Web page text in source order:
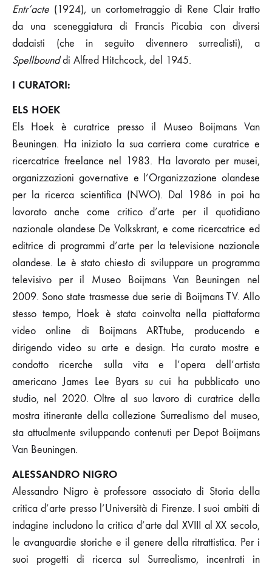
Entr’acte (1924), un cortometraggio di Rene Clair tratto
da una sceneggiatura di Francis Picabia con diversi
dadaisti (che in seguito divennero surrealisti), a
Spellbounddi Alfred Hitchcock, del 1945.
I CURATORI:
ELS HOEK
Els Hoek è curatrice presso il Museo Boijmans Van
Beuningen. Ha iniziato la sua carriera come curatrice e
ricercatrice freelance nel 1983. Ha lavorato per musei,
organizzazioni governative e l’Organizzazione olandese
per la ricerca scientifica (NWO). Dal 1986 in poi ha
lavorato anche come critico d’arte per il quotidiano
nazionale olandese De Volkskrant, e come ricercatrice ed
editrice di programmi d’arte per la televisione nazionale
olandese. Le è stato chiesto di sviluppare un programma
televisivo per il Museo Boijmans Van Beuningen nel
2009. Sono state trasmesse due serie di Boijmans TV. Allo
stesso tempo, Hoek è stata coinvolta nella piattaforma
video online di Boijmans ARTtube, producendo e
dirigendo video su arte e design. Ha curato mostre e
condotto ricerche sulla vita e l’opera dell’artista
americano James Lee Byars su cui ha pubblicato uno
studio, nel 2020. Oltre al suo lavoro di curatrice della
mostra itinerante della collezione Surrealismo del museo,
sta attualmente sviluppando contenuti per Depot Boijmans
Van Beuningen.
ALESSANDRO NIGRO
Alessandro Nigro è professore associato di Storia della
critica d’arte presso l’Università di Firenze. I suoi ambiti di
indagine includono la critica d’arte dal XVIII al XX secolo,
le avanguardie storiche e il genere della ritrattistica. Per i
suoi progetti di ricerca sul Surrealismo, incentrati in